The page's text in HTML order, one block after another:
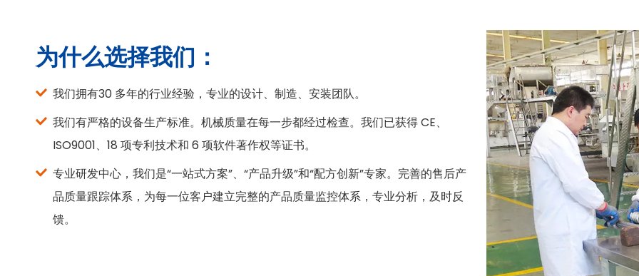
为什么选择我们：
我们拥有30 多年的行业经验，专业的设计、制造、安装团队。
我们有严格的设备生产标准。机械质量在每一步都经过检查。我们已获得 CE、
ISO9001、18 项专利技术和 6 项软件著作权等证书。
专业研发中心，我们是“一站式方案”、“产品升级”和“配方创新”专家。完善的售后产
品质量跟踪体系，为每一位客户建立完整的产品质量监控体系，专业分析，及时反
馈。